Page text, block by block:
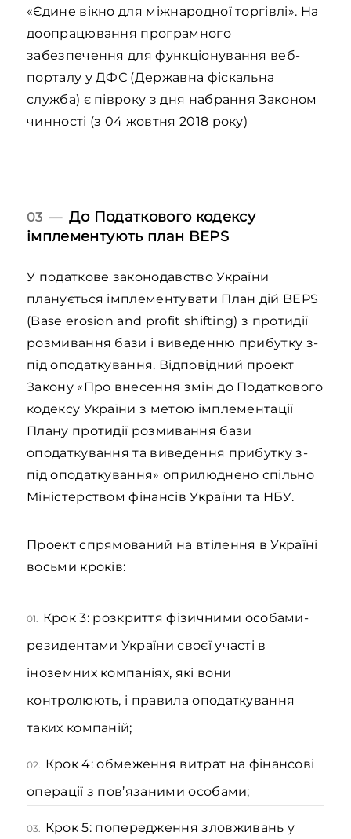
«Єдине вікно для міжнародної торгівлі». На
доопрацювання програмного
забезпечення для функціонування веб-
порталу у ДФС (Державна фіскальна
служба) є півроку з дня набрання Законом
чинності (з 04 жовтня 2018 року)
03 —До Податкового кодексу
імплементують план BEPS
У податкове законодавство України
планується імплементувати План дій BEPS
(Base erosion and profit shifting) з протидії
розмивання бази і виведенню прибутку з-
під оподаткування. Відповідний проект
Закону «Про внесення змін до Податкового
кодексу України з метою імплементації
Плану протидії розмивання бази
оподаткування та виведення прибутку з-
під оподаткування» оприлюднено спільно
Міністерством фінансів України та НБУ.
Проект спрямований на втілення в Україні
восьми кроків:
01. Крок 3: розкриття фізичними особами-
резидентами України своєї участі в
іноземних компаніях, які вони
контролюють, і правила оподаткування
таких компаній;
02. Крок 4: обмеження витрат на фінансові
операції з пов’язаними особами;
03. Крок 5: попередження зловживань у